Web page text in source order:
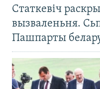
Статкевіч
вызваленьня.
Пашпарты